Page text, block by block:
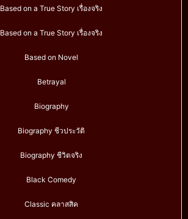
Based on a True Story เรื่องจริง
Based on a True Story เรื่องจริง
Based on Novel
Betrayal
Biography
Biography ชีวประวัติ
Biography ชีวิตจริง
Black Comedy
Classic คลาสสิค